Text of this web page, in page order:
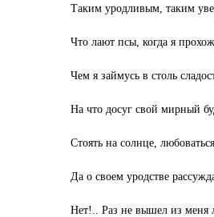
Таким уродливым, таким
Что лают псы, когда я
Чем я займусь в столь
На что досуг свой мирный
Стоять на солнце,
Да о своем уродстве
Нет!.. Раз не вышел из меня